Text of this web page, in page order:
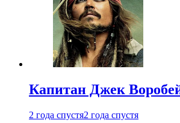
Капитан Джек
2 года спустя2 года спустя